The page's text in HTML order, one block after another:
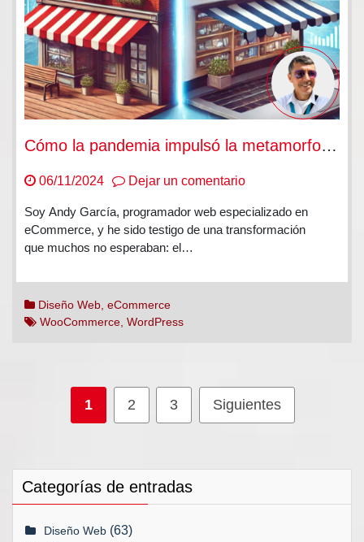
Cómo la pandemia impulsó la metamorfosis digital
06/11/2024 Dejar un comentarioen
la
pandemia
Soy Andy García, programador web especializado en
eCommerce, y he sido testigo de una transformación
que muchos no esperaban: el…
Diseño Web, eCommerce
WooCommerce, WordPress
Paginación
1 2 3 Siguientes
Categorías de entradas
Diseño Web (63)